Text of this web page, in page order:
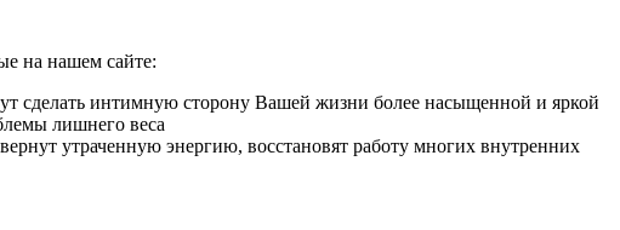
на нашем сайте:
сделать интимную сторону Вашей жизни более насыщенной и яркой
лишнего веса
утраченную энергию, восстановят работу многих внутренних